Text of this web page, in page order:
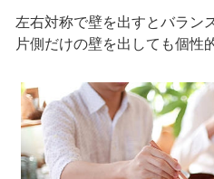
左右対称で壁を出すとバラン
片側だけの壁を出しても個性